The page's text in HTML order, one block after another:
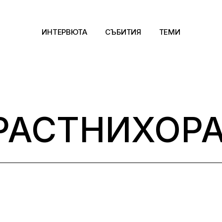
ИНТЕРВЮТА СЪБИТИЯ ТЕМИ
Kино
Музика
Сцена